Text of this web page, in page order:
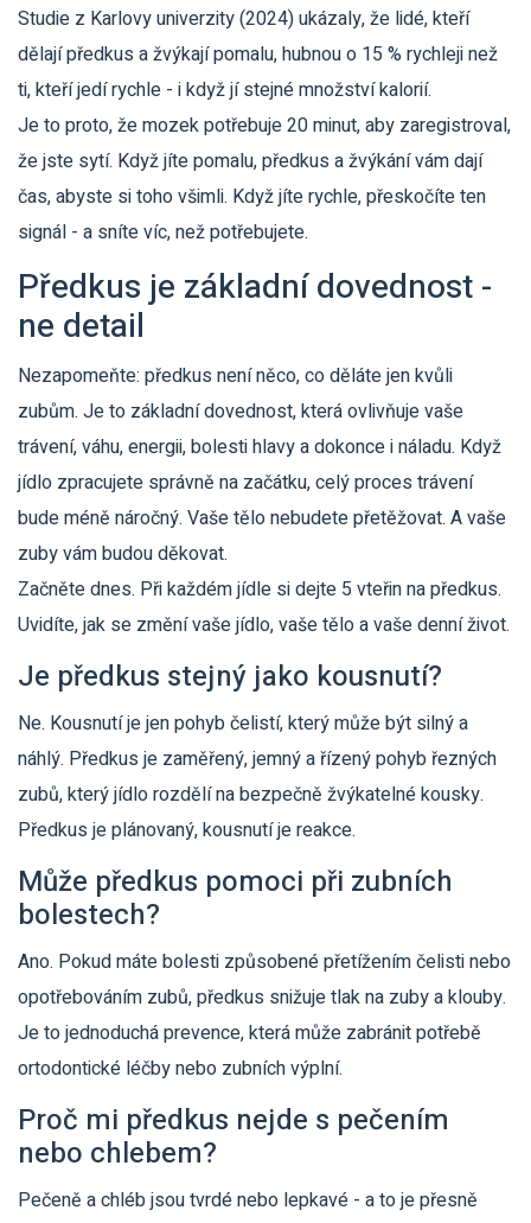
Studie z Karlovy univerzity (2024) ukázaly, že lidé, kteří
dělají předkus a žvýkají pomalu, hubnou o 15 % rychleji než
ti, kteří jedí rychle - i když jí stejné množství kalorií.
Je to proto, že mozek potřebuje 20 minut, aby zaregistroval,
že jste sytí. Když jíte pomalu, předkus a žvýkání vám dají
čas, abyste si toho všimli. Když jíte rychle, přeskočíte ten
signál - a sníte víc, než potřebujete.
Předkus je základní dovednost -
ne detail
Nezapomeňte: předkus není něco, co děláte jen kvůli
zubům. Je to základní dovednost, která ovlivňuje vaše
trávení, váhu, energii, bolesti hlavy a dokonce i náladu. Když
jídlo zpracujete správně na začátku, celý proces trávení
bude méně náročný. Vaše tělo nebudete přetěžovat. A vaše
zuby vám budou děkovat.
Začněte dnes. Při každém jídle si dejte 5 vteřin na předkus.
Uvidíte, jak se změní vaše jídlo, vaše tělo a vaše denní život.
Je předkus stejný jako kousnutí?
Ne. Kousnutí je jen pohyb čelistí, který může být silný a
náhlý. Předkus je zaměřený, jemný a řízený pohyb řezných
zubů, který jídlo rozdělí na bezpečně žvýkatelné kousky.
Předkus je plánovaný, kousnutí je reakce.
Může předkus pomoci při zubních
bolestech?
Ano. Pokud máte bolesti způsobené přetížením čelisti nebo
opotřebováním zubů, předkus snižuje tlak na zuby a klouby.
Je to jednoduchá prevence, která může zabránit potřebě
ortodontické léčby nebo zubních výplní.
Proč mi předkus nejde s pečením
nebo chlebem?
Pečeně a chléb jsou tvrdé nebo lepkavé - a to je přesně